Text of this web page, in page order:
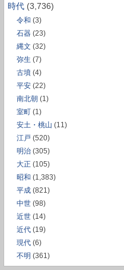
時代 (3,736)
令和 (3)
石器 (23)
縄文 (32)
弥生 (7)
古墳 (4)
平安 (22)
南北朝 (1)
室町 (1)
安土・桃山 (11)
江戸 (520)
明治 (305)
大正 (105)
昭和 (1,383)
平成 (821)
中世 (98)
近世 (14)
近代 (19)
現代 (6)
不明 (361)